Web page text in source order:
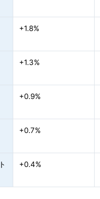
+1.8%
+1.3%
+0.9%
+0.7%
+0.4%